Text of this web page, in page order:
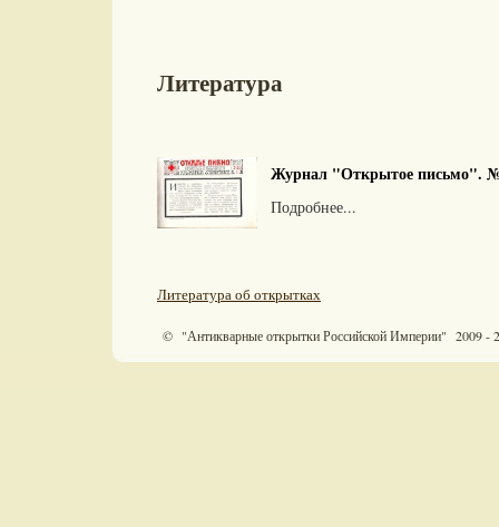
Литература
Журнал "Открытое письмо".
Подробнее...
Литература об открытках
© "Антикварные открытки Российской Империи" 2009 -